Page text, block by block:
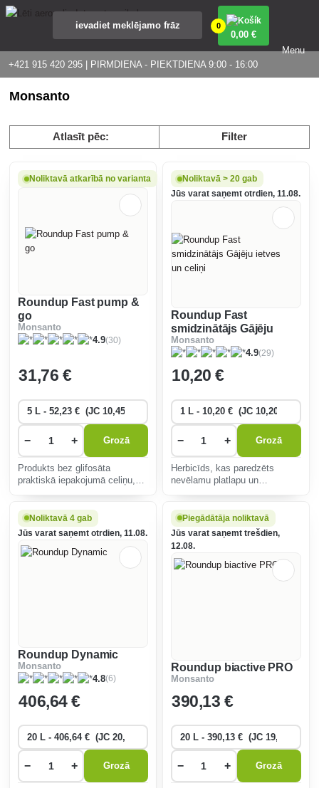
+421 915 420 295 | PIRMDIENA - PIEKTDIENA 9:00 - 16:00
0
0,00 €
Menu
Monsanto
Atlasīt pēc: Filter
Noliktavā atkarībā no varianta
Roundup Fast pump &
go
Monsanto
4.9(30)
31,76 €
− + Grozā
Produkts bez glifosāta
praktiskā iepakojumā celiņu,
tostarp saknes un sūnas,
nenodara kaitējumu
apkārtējiem augiem, vizuāls
nov�
Noliktavā > 20 gab
Jūs varat saņemt otrdien, 11.08.
Roundup Fast
smidzinātājs Gājēju
ietves un celiņi
Monsanto
4.9(29)
10,20 €
− + Grozā
Herbicīds, kas paredzēts
nevēlamu platlapu un
un kokiem. Pirmā iedarbība
pēc 2-3 stundām.
Noliktavā 4 gab
Jūs varat saņemt otrdien, 11.08.
Roundup Dynamic
Monsanto
4.8(6)
406,64 €
− + Grozā
Piegādātāja noliktavā
Jūs varat saņemt trešdien,
12.08.
Roundup biactive PRO
Monsanto
390,13 €
− + Grozā